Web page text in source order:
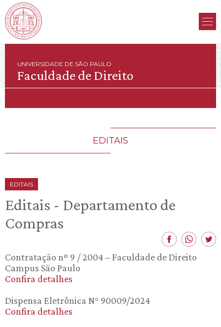
UNIVERSIDADE DE SÃO PAULO
Faculdade de Direito
EDITAIS
EDITAIS
Editais - Departamento de
Compras
Contratação nº 9 / 2004 – Faculdade de Direito
Campus São Paulo
Confira detalhes
Dispensa Eletrônica N° 90009/2024
Confira detalhes